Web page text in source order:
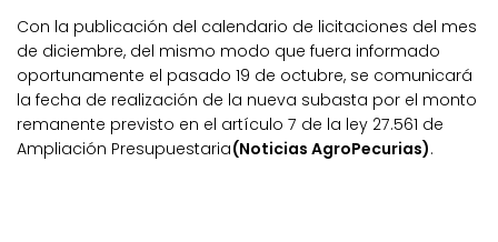
Con la publicación del calendario de licitaciones del mes
de diciembre, del mismo modo que fuera informado
oportunamente el pasado 19 de octubre, se comunicará
la fecha de realización de la nueva subasta por el monto
remanente previsto en el artículo 7 de la ley 27.561 de
Ampliación Presupuestaria(Noticias AgroPecurias).